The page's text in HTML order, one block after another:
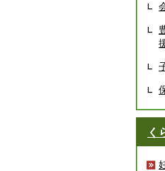
く